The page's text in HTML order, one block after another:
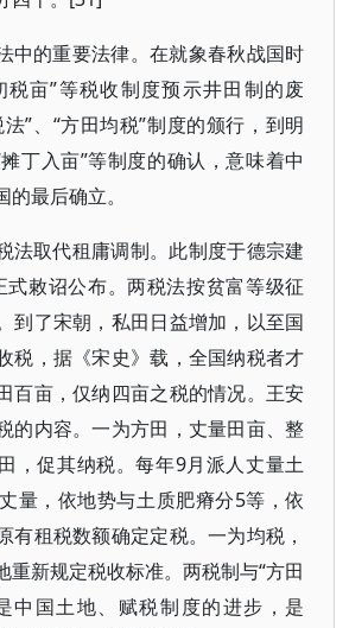
中的重要法律。在就象春秋战国时
税亩”等税收制度预示井田制的废
”、“方田均税”制度的颁行，到明
丁入亩”等制度的确认，意味着中
最后确立。
法取代租庸调制。此制度于德宗建
式敕诏公布。两税法按贫富等级征
到了宋朝，私田日益增加，以至国
税，据《宋史》载，全国纳税者才
百亩，仅纳四亩之税的情况。王安
的内容。一为方田，丈量田亩、整
，促其纳税。每年9月派人丈量土
量，依地势与土质肥瘠分5等，依
有租税数额确定定税。一为均税，
重新规定税收标准。两税制与“方田
中国土地、赋税制度的进步，是